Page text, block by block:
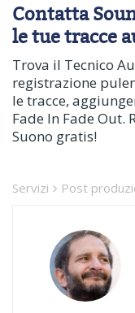
Contatta
le tue tracce
Trova il Tecnico
registrazione
le tracce,
Fade In Fade Out.
Suono gratis!
Servizi Post